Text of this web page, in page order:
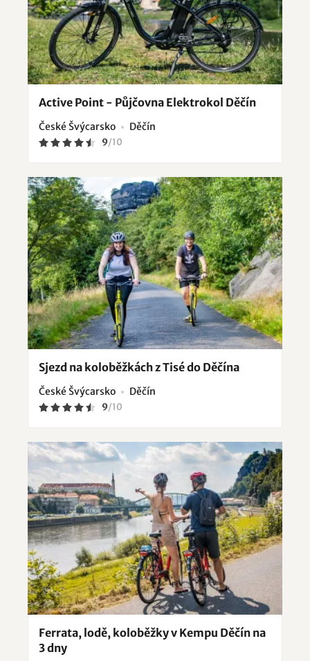
Active Point - Půjčovna Elektrokol Děčín
České Švýcarsko Děčín
9/10
Sjezd na koloběžkách z Tisé do Děčína
České Švýcarsko Děčín
9/10
Ferrata, lodě, koloběžky v Kempu Děčín na
3 dny